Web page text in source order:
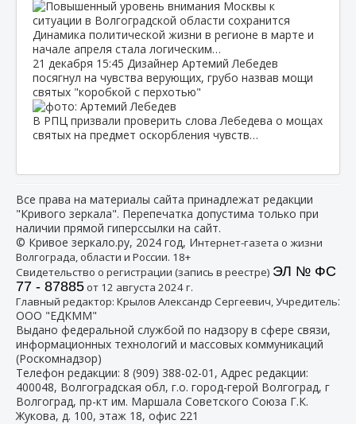
Динамика политической жизни в регионе в марте и
начале апреля стала логическим…
21 декабря 15:45 Дизайнер Артемий Лебедев
посягнул на чувства верующих, грубо назвав мощи
святых "коробкой с перхотью"
В РПЦ призвали проверить слова Лебедева о мощах
святых на предмет оскорбления чувств…
Все права на материалы сайта принадлежат редакции
"Кривого зеркала". Перепечатка допустима только при
наличии прямой гиперссылки на сайт.
© Кривое зеркало.ру, 2024 год, Интернет-газета о жизни
Волгограда, области и России. 18+
Свидетельство о регистрации (запись в реестре) ЭЛ № ФС
77 - 87885от 12 августа 2024 г.
Главный редактор: Крылов Александр Сергеевич, Учредитель:
ООО "ЕДКММ"
Выдано федеральной службой по надзору в сфере связи,
информационных технологий и массовых коммуникаций
(Роскомнадзор)
Телефон редакции: 8 (909) 388-02-01 , Адрес редакции:
400048, Волгоградская обл, г.о. город-герой Волгоград, г
Волгоград, пр-кт им. Маршала Советского Союза Г.К.
Жукова, д. 100, этаж 18, офис 221